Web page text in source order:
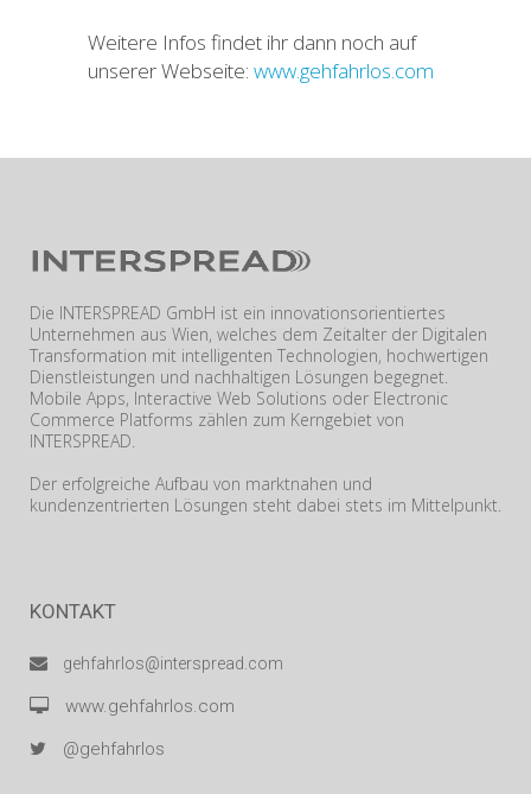
Weitere Infos findet ihr dann noch auf
unserer Webseite: www.gehfahrlos.com
Die INTERSPREAD GmbH ist ein innovationsorientiertes
Unternehmen aus Wien, welches dem Zeitalter der Digitalen
Transformation mit intelligenten Technologien, hochwertigen
Dienstleistungen und nachhaltigen Lösungen begegnet.
Mobile Apps, Interactive Web Solutions oder Electronic
Commerce Platforms zählen zum Kerngebiet von
INTERSPREAD.
Der erfolgreiche Aufbau von marktnahen und
kundenzentrierten Lösungen steht dabei stets im Mittelpunkt.
KONTAKT
gehfahrlos@interspread.com
www.gehfahrlos.com
@gehfahrlos